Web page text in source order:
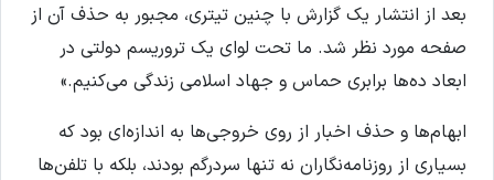
بعد از انتشار یک گزارش با چنین تیتری، مجبور به حذف آن از
صفحه مورد نظر شد. ما تحت لوای یک تروریسم دولتی در
ابعاد ده‌ها برابری حماس و جهاد اسلامی زندگی می‌کنیم.»
ابهام‌ها و حذف اخبار از روی خروجی‌ها به اندازه‌ای بود که
بسیاری از روزنامه‌نگاران نه تنها سردرگم بودند، بلکه با تلفن‌ها